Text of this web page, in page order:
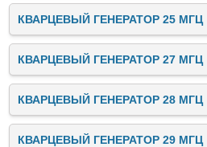
КВАРЦЕВЫЙ ГЕНЕРАТОР 25 МГЦ
КВАРЦЕВЫЙ ГЕНЕРАТОР 27 МГЦ
КВАРЦЕВЫЙ ГЕНЕРАТОР 28 МГЦ
КВАРЦЕВЫЙ ГЕНЕРАТОР 29 МГЦ